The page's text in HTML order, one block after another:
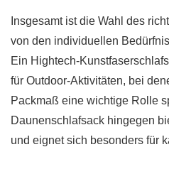
Insgesamt ist die Wahl des
von den individuellen
Ein Hightech-
für Outdoor-Aktivitäten, bei
Packmaß eine wichtige Rolle
Daunenschlafsack hingegen
und eignet sich besonders für